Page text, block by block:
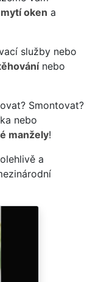
mytí oken a
služby nebo
nebo
Smontovat?
nebo
manžely!
a